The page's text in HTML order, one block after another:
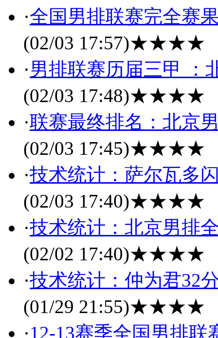
·全国男排联赛完全赛
(02/03 17:57)★★★★
·男排联赛历届三甲 ：
(02/03 17:48)★★★★
·联赛最终排名：北京
(02/03 17:45)★★★★
·技术统计：萨尔瓦多
(02/03 17:40)★★★★
·技术统计：北京男排
(02/02 17:40)★★★★
·技术统计：仲为君32
(01/29 21:55)★★★★
·12-13赛季全国男排